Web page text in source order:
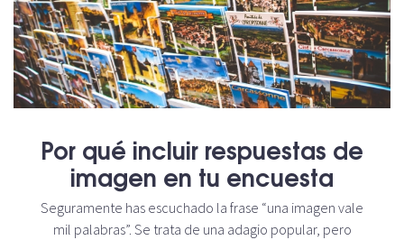
Por qué incluir respuestas de
imagen en tu encuesta
Seguramente has escuchado la frase “una imagen vale
mil palabras”. Se trata de una adagio popular, pero